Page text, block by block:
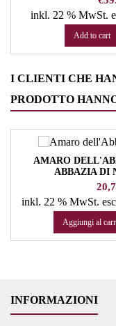
inkl. 22 % MwSt.
Add to cart
I CLIENTI CHE
PRODOTTO
AMARO
ABBAZIA DI
inkl. 22 % MwSt.
Aggiungi al
INFORMAZIONI